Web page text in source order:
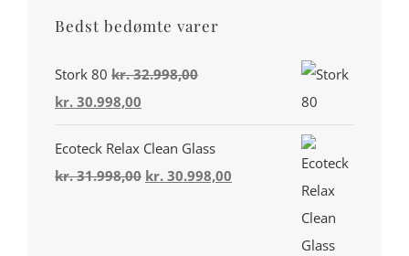
Bedst bedømte varer
Stork 80 kr.32.998,00
Den
oprindelige
pris
var:
kr. 30.998,00
aktuelle
pris
er:
Ecoteck Relax Clean Glass
kr.31.998,00 Den
kr. 30.998,00
Din konto
Miljø & Ansvarlighed
Handelsbetingelser
Privatlivspolitik
Cookiepolitik (EU)